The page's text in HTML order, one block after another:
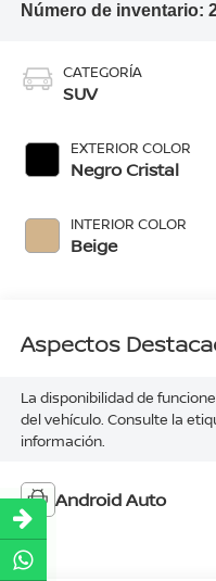
Número de inventario:
CATEGORÍA
SUV
EXTERIOR COLOR
Negro Cristal
INTERIOR COLOR
Beige
Aspectos
La disponibilidad de
del vehículo. Consulte la
información.
Android Auto